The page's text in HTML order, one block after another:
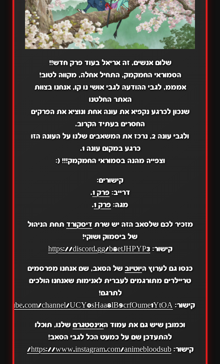
שלום אנשים, זה אריאל בעוד פרק חדש!!
הסמוראי החמקמק, התחיל אחלה, מקווה לטוב!
אמממ, לגבי ההודעה לגבי אושי נו קו, אנחנו בצוות
האתר החלטנו
שנכון לכרגע נקפיא את עונה אחת ונוציא את הפרקים
החסרים בעתיד הקרוב.
ולגבי עונה 2, נרכז את המשאבים שלנו על העונה הזו
כרגע במקום עונה 1.
וצפייה מהנה בסמוראי החמקמק!!! (:
קישורים:
דרייב:פרק 1 .
מגה: פרק 1 .
מזכיר לכם שלסאב הזה יש שרת דיסקורד תחת הניהול
של ביסמוק ושוקי!
קישור:https://discord.gg/b8etJHPYP3
כנסו גם לערוץ היוטיובשל הסאב, שם אנחנו מפרסמים
טריילרים מתורגמים לעברית לאנימות שאנחנו הולכים
לתרגם!
קישור: channel/UCY0sHaa8lB9crfOume1YtOA
וכמובן שיש גם את עמוד האינסטגרםשלנו, תוכלו
להתעדכן שם על כמעט הכל לגבי הסאב!
קישור:https://www.instagram.com/animebloodsub/